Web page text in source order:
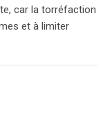
car la torréfaction
et à limiter